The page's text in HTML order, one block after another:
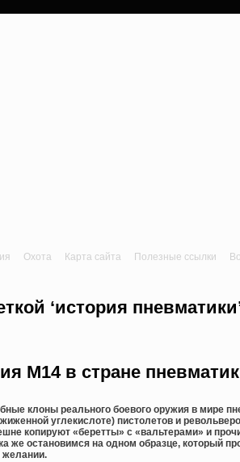
Охота Карта сайта Полезные ссылки
‘история
М14 в стране
клоны реального боевого оружия в мире
углекислоте) пистолетов и
копируют «беретты» с «вальтерами» и
же остановимся на одном образце, который
желании.